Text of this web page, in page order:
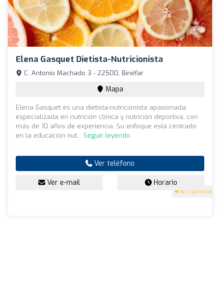
Elena Gasquet Dietista-Nutricionista
5 (1 opiniones)
C. Antonio Machado 3 - 22500, Binéfar
Mapa
Elena Gasquet es una dietista-nutricionista apasionada,
especializada en nutrición clínica y nutrición deportiva, con
más de 10 años de experiencia. Su enfoque está centrado
en la educación nut... Seguir leyendo
Ver teléfono
Ver e-mail Horario